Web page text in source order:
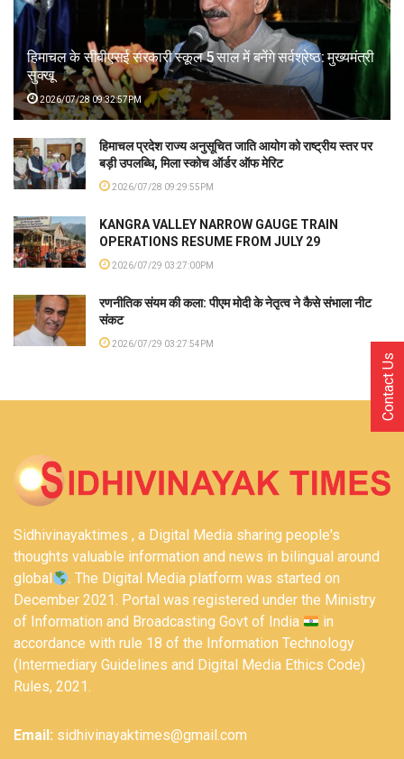
हिमाचल के सीबीएसई सरकारी स्कूल 5 साल में बनेंगे सर्वश्रेष्ठ: मुख्यमंत्री
सुक्खू
2026/07/28 09:32:57PM
हिमाचल प्रदेश राज्य अनुसूचित जाति आयोग को राष्ट्रीय स्तर पर
बड़ी उपलब्धि, मिला स्कोच ऑर्डर ऑफ मेरिट
2026/07/28 09:29:55PM
KANGRA VALLEY NARROW GAUGE TRAIN
OPERATIONS RESUME FROM JULY 29
2026/07/29 03:27:00PM
रणनीतिक संयम की कला: पीएम मोदी के नेतृत्व ने कैसे संभाला नीट
संकट
2026/07/29 03:27:54PM
Sidhivinayaktimes , a Digital Media sharing people's
thoughts valuable information and news in bilingual around
global
. The Digital Media platform was started on
December 2021. Portal was registered under the Ministry
of Information and Broadcasting Govt of India
in
accordance with rule 18 of the Information Technology
(Intermediary Guidelines and Digital Media Ethics Code)
Rules, 2021.
Email: sidhivinayaktimes@gmail.com
Contact Us